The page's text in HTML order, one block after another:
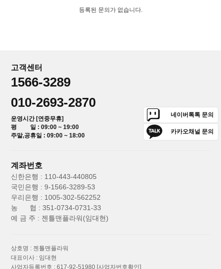
등록된 문의가 없습니다.
고객센터
1566-3289
010-2693-2870
운영시간 [연중무휴]
평 일 : 09:00 ~ 19:00
주말,공휴일 : 09:00 ~ 18:00
네이버톡톡 문의
카카오채널 문의
계좌번호
신한은행 : 110-443-440805
국민은행 : 9-1566-3289-53
우리은행 : 1005-302-562252
농 협 : 351-0734-0731-33
예 금 주 : 젠틀맨플라워(임대현)
상호명 : 젠틀맨플라워
대표이사 : 임대현
사업자등록번호 : 617-92-51980 [사업자번호확인]